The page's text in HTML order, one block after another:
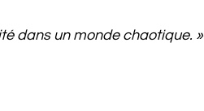
dans un monde chaotique. »